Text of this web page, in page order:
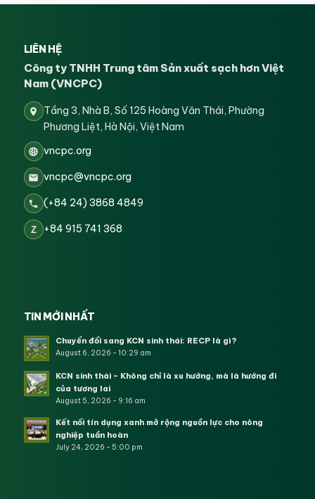
LIÊN HỆ
Công ty TNHH Trung tâm Sản xuất sạch hơn Việt
Nam (VNCPC)
Tầng 3, Nhà B, Số 125 Hoàng Văn Thái, Phường
Phương Liệt, Hà Nội, Việt Nam
vncpc.org
vncpc@vncpc.org
(+84 24) 3868 4849
Z +84 915 741 368
TIN MỚI NHẤT
Chuyển đổi sang KCN sinh thái: RECP là gì?
August 6, 2026 - 10:29 am
KCN sinh thái – Không chỉ là xu hướng, mà là hướng đi
của tương lai
August 5, 2026 - 9:16 am
Kết nối tín dụng xanh mở rộng nguồn lực cho nông
nghiệp tuần hoàn
July 24, 2026 - 5:00 pm